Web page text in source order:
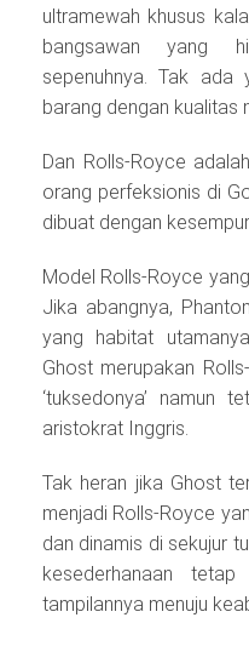
ultramewah khusus
bangsawan yang
sepenuhnya. Tak ada
barang dengan kualitas
Dan Rolls-Royce
orang perfeksionis di
dibuat dengan
Model Rolls-Royce
Jika abangnya,
yang habitat
Ghost merupakan
‘tuksedonya’ namun
aristokrat Inggris.
Tak heran jika Ghost
menjadi Rolls-Royce
dan dinamis di sekujur
kesederhanaan
tampilannya menuju